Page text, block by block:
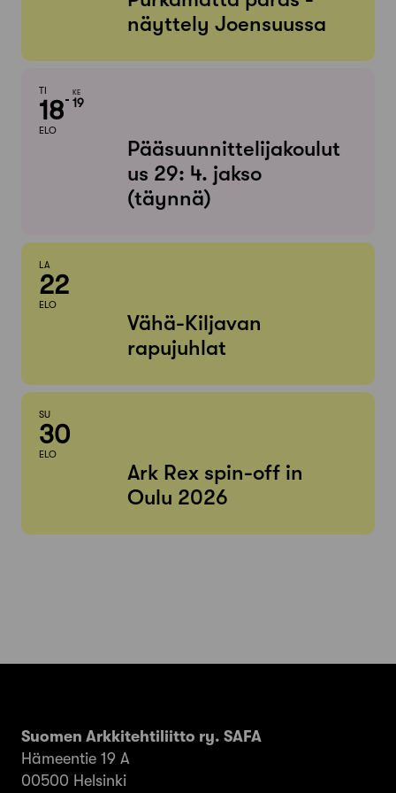
näyttely Joensuussa
TI
18
ELO
KE
19
Pääsuunnittelijakoulut
us 29: 4. jakso
(täynnä)
LA
22
ELO
Vähä-Kiljavan
rapujuhlat
SU
30
ELO
Ark Rex spin-off in
Oulu 2026
Suomen Arkkitehtiliitto ry. SAFA
Hämeentie 19 A
00500 Helsinki